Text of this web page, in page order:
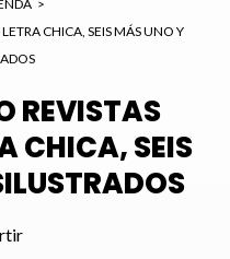
>
CHICA, SEIS MÁS UNO Y
REVISTAS
CHICA, SEIS